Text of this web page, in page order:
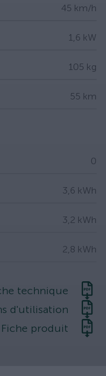
45 km/h
1,6 kW
105 kg
55 km
0
3,6 kWh
3,2 kWh
2,8 kWh
technique
d'utilisation
Fiche produit